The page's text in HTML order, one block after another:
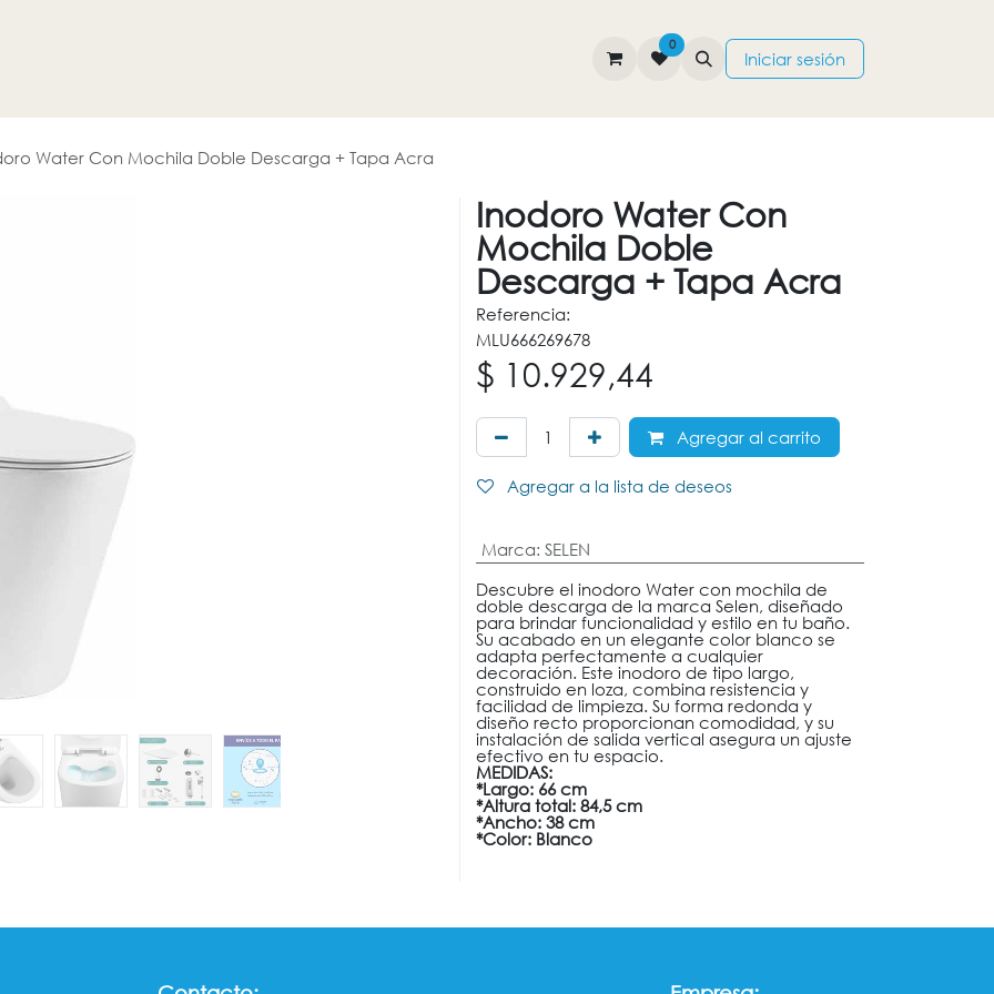
CONTÁCTENOS
0
Iniciar sesión
Water Con Mochila Doble Descarga + Tapa Acra
Inodoro Water Con
Mochila Doble
Descarga + Tapa Acra
Referencia:
MLU666269678
$ 10.929,44
Agregar al carrito
Agregar a la lista de deseos
Marca: SELEN
Descubre el inodoro Water con mochila de
doble descarga de la marca Selen, diseñado
para brindar funcionalidad y estilo en tu baño.
Su acabado en un elegante color blanco se
adapta perfectamente a cualquier
decoración. Este inodoro de tipo largo,
construido en loza, combina resistencia y
facilidad de limpieza. Su forma redonda y
diseño recto proporcionan comodidad, y su
instalación de salida vertical asegura un ajuste
efectivo en tu espacio.
MEDIDAS:
*Largo: 66 cm
*Altura total: 84,5 cm
*Ancho: 38 cm
*Color: Blanco